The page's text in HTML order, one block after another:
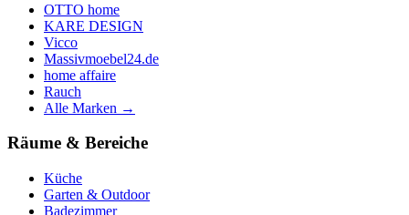
OTTO home
KARE DESIGN
Vicco
Massivmoebel24.de
home affaire
Rauch
Alle Marken →
Räume & Bereiche
Küche
Garten & Outdoor
Badezimmer